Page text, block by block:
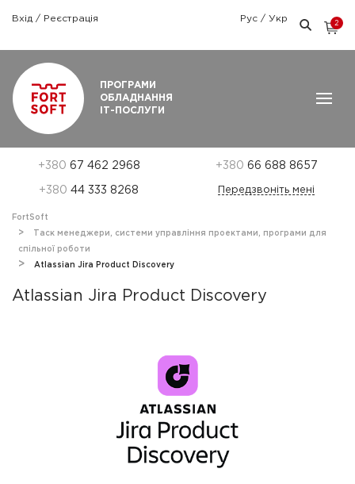
Вхід / Реєстрація Рус / Укр
2
ПРОГРАМИ
ОБЛАДНАННЯ
ІТ-ПОСЛУГИ
+380 67 462 2968 +380 66 688 8657
+380 44 333 8268 Передзвоніть мені
FortSoft
Таск менеджери, системи управління проектами, програми для
спільної роботи
Atlassian Jira Product Discovery
Atlassian Jira Product Discovery